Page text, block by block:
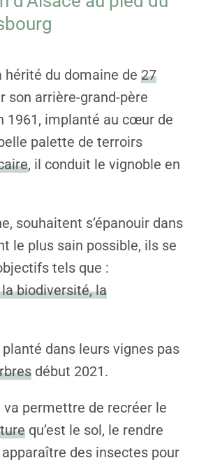
hérité du domaine de 27
son arrière-grand-père
1961, implanté au cœur de
palette de terroirs
, il conduit le vignoble en
souhaitent s’épanouir dans
le plus sain possible, ils se
tels que :
biodiversité, la
dans leurs vignes pas
début 2021.
permettre de recréer le
qu’est le sol, le rendre
des insectes pour